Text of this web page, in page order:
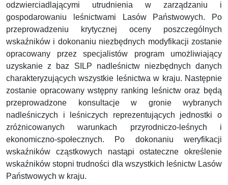
odzwierciadlającymi utrudnienia w zarządzaniu i
gospodarowaniu leśnictwami Lasów Państwowych. Po
przeprowadzeniu krytycznej oceny poszczególnych
wskaźników i dokonaniu niezbędnych modyfikacji zostanie
opracowany przez specjalistów program umożliwiający
uzyskanie z baz SILP nadleśnictw niezbędnych danych
charakteryzujących wszystkie leśnictwa w kraju. Następnie
zostanie opracowany wstępny ranking leśnictw oraz będą
przeprowadzone konsultacje w gronie wybranych
nadleśniczych i leśniczych reprezentujących jednostki o
zróżnicowanych warunkach przyrodniczo-leśnych i
ekonomiczno-społecznych. Po dokonaniu weryfikacji
wskaźników cząstkowych nastąpi ostateczne określenie
wskaźników stopni trudności dla wszystkich leśnictw Lasów
Państwowych w kraju.